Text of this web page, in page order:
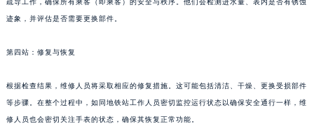
疏导工作，确保所有乘客（即乘客）的安全与秩序。他们会检测进水量、表内是否有锈蚀
迹象，并评估是否需要更换部件。
第四站：修复与恢复
根据检查结果，维修人员将采取相应的修复措施。这可能包括清洁、干燥、更换受损部件
等步骤。在整个过程中，如同地铁站工作人员密切监控运行状态以确保安全通行一样，维
修人员也会密切关注手表的状态，确保其恢复正常功能。